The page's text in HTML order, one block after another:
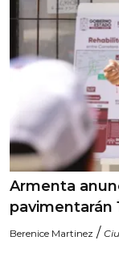
Armenta
pavimentarán
Berenice Martinez /